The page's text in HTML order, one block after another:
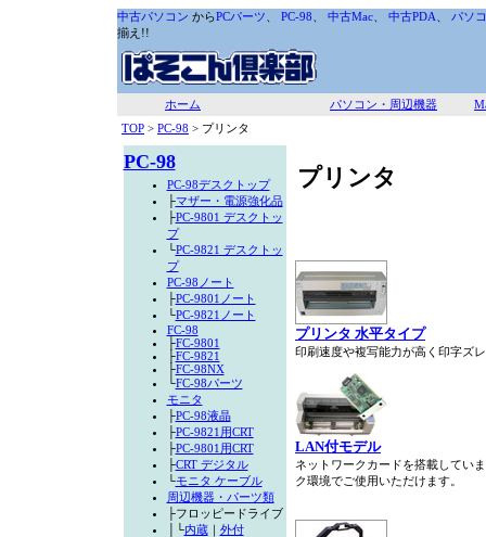
中古パソコン からPCパーツ PC-98 中古Mac 中古PDA
パソ
揃え!!
ホーム パソコン・周辺機器
TOP > PC-98 > プリンタ
PC-98
PC-98デスクトップ
├マザー・電源強化品
├PC-9801 デスクトッ
プ
└PC-9821 デスクトッ
プ
PC-98ノート
├PC-9801ノート
└PC-9821ノート
FC-98
├FC-9801
├FC-9821
├FC-98NX
└FC-98パーツ
モニタ
├PC-98液晶
├PC-9821用CRT
├PC-9801用CRT
├CRT デジタル
└モニタ ケーブル
周辺機器・パーツ類
├フロッピードライブ
│└内蔵｜ 外付
プリンタ
プリンタ 水平タイプ
印刷速度や複写能力が高く印字ズ
LAN付モデル
ネットワークカードを搭載してい
ク環境でご使用いただけます。